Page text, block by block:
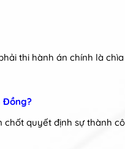
thi hành án chính là
Đồng?
quyết định sự thành